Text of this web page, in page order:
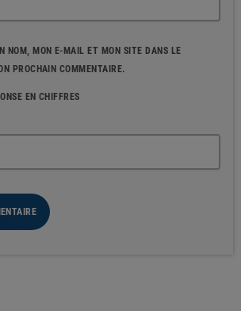
NOM, MON E-MAIL ET MON SITE DANS LE
PROCHAIN COMMENTAIRE.
EN CHIFFRES